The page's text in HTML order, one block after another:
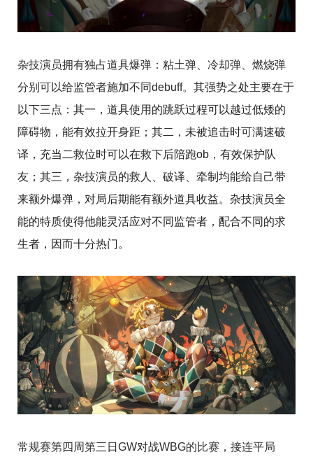
杂技演员拥有独占道具爆弹：粘土弹、冷却弹、燃烧弹
分别可以给监管者施加不同debuff。其强势之处主要在于
以下三点：其一，道具使用的跳跃过程可以越过低矮的
障碍物，能有效拉开身距；其二，未被追击时可满速破
译，充当二救位时可以在救下后陪跑ob，有效保护队
友；其三，杂技演员的救人、破译、牵制均能给自己带
来额外爆弹，对局后期能有额外道具收益。杂技演员全
能的特质使得他能灵活应对不同监管者，配合不同的求
生者，因而十分热门。
常规赛第四周第三日GW对战WBG的比赛，接连平局